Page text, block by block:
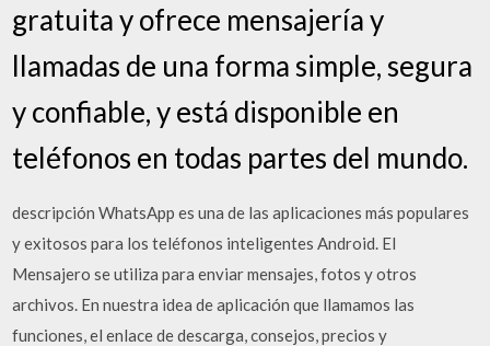
gratuita y ofrece mensajería y
llamadas de una forma simple, segura
y confiable, y está disponible en
teléfonos en todas partes del mundo.
descripción WhatsApp es una de las aplicaciones más populares
y exitosos para los teléfonos inteligentes Android. El
Mensajero se utiliza para enviar mensajes, fotos y otros
archivos. En nuestra idea de aplicación que llamamos las
funciones, el enlace de descarga, consejos, precios y